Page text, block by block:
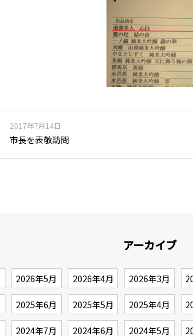
2017年7月14日
市長を表敬訪問
アーカイブ
2026年5月 2026年4月 2026年3月
2025年6月 2025年5月 2025年4月
2024年7月 2024年6月 2024年5月